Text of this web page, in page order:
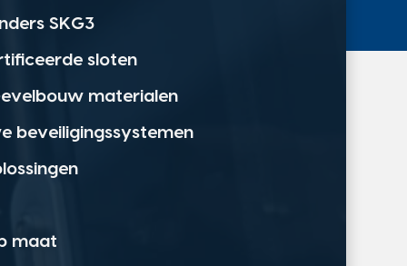
SKG3
sloten
materialen
beveiligingssystemen
maat